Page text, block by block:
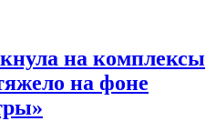
на комплексы
на фоне